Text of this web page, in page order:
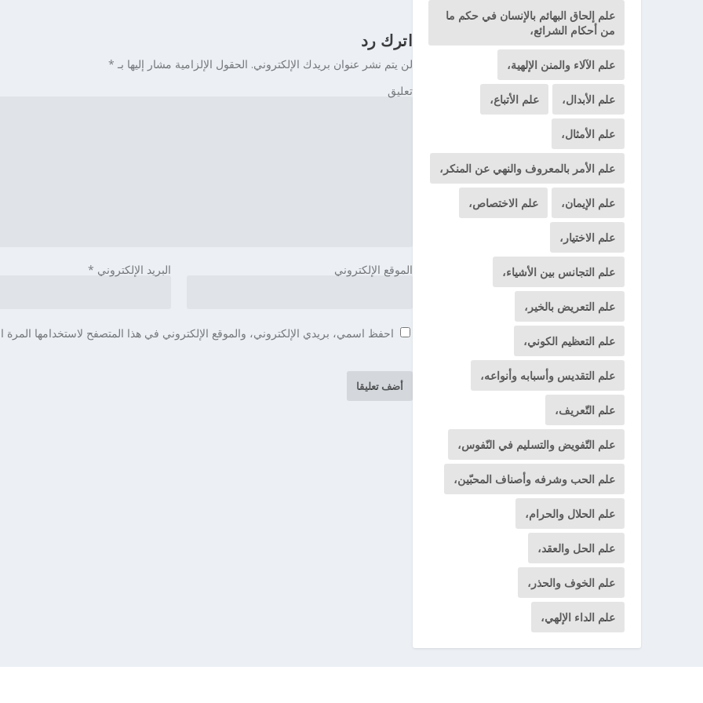
اترك رد
لن يتم نشر عنوان بريدك الإلكتروني. الحقول الإلزامية مشار إليها بـ *
تعليق
البريد الإلكتروني * الموقع الإلكتروني
احفظ اسمي، بريدي الإلكتروني، والموقع الإلكتروني في هذا المتصفح لاستخدامها المرة
علم إلحاق البهائم بالإنسان في حكم ما
من أحكام الشرائع،
علم الآلاء والمنن الإلهية،
علم الأبدال، علم الأتباع،
علم الأمثال،
علم الأمر بالمعروف والنهي عن المنكر،
علم الإيمان، علم الاختصاص،
علم الاختيار،
علم التجانس بين الأشياء،
علم التعريض بالخير،
علم التعظيم الكوني،
علم التقديس وأسبابه وأنواعه،
علم التّعريف،
علم التّفويض والتسليم في النّفوس،
علم الحب وشرفه وأصناف المحبّين،
علم الحلال والحرام،
علم الحل والعقد،
علم الخوف والحذر،
علم الداء الإلهي،